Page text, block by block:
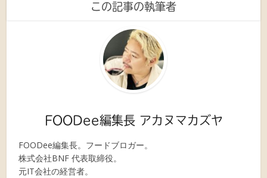
この記事の執筆者
FOODee編集長 アカヌマカズヤ
FOODee編集長。フードブロガー。
株式会社BNF 代表取締役。
元IT会社の経営者。